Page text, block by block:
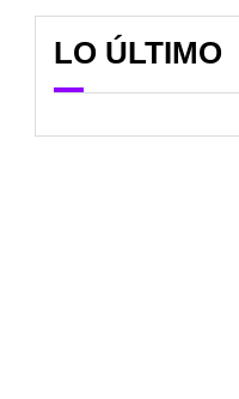
LO ÚLTIMO